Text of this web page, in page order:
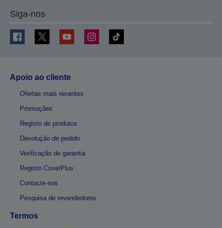
Siga-nos
Apoio ao cliente
Ofertas mais recentes
Promoções
Registo de produtos
Devolução de pedido
Verificação de garantia
Registo CoverPlus
Contacte-nos
Pesquisa de revendedores
Termos